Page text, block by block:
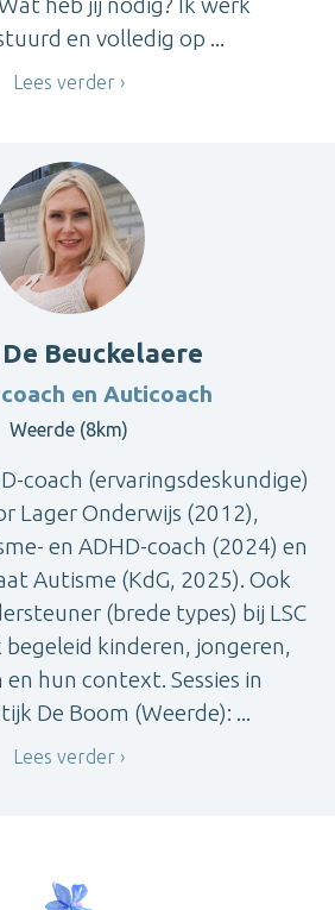
en volledig op ...
Lees verder
Beuckelaere
en Auticoach
Weerde (8km)
coach (ervaringsdeskundige)
Lager Onderwijs (2012),
en ADHD-coach (2024) en
Autisme (KdG, 2025). Ook
(brede types) bij LSC
begeleid kinderen, jongeren,
hun context. Sessies in
De Boom (Weerde): ...
Lees verder